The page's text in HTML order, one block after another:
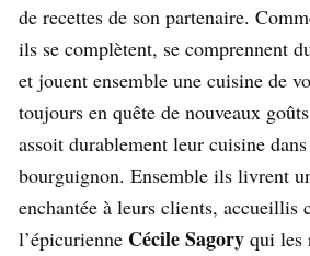
de recettes de son partenaire.
ils se complètent, se comprennent
et jouent ensemble une cuisine de
toujours en quête de nouveaux
assoit durablement leur cuisine
bourguignon. Ensemble ils livrent
enchantée à leurs clients, accueillis
l’épicurienne Cécile Sagory qui les